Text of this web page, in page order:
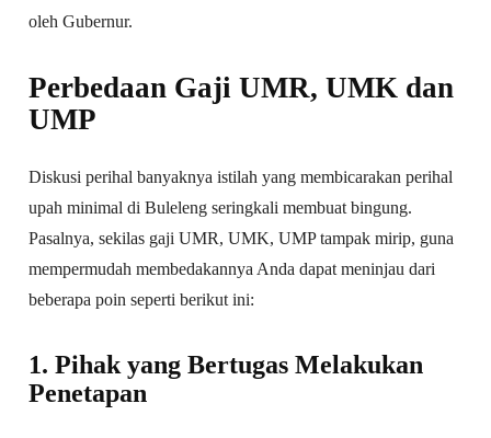
oleh Gubernur.
Perbedaan Gaji UMR, UMK dan
UMP
Diskusi perihal banyaknya istilah yang membicarakan perihal
upah minimal di Buleleng seringkali membuat bingung.
Pasalnya, sekilas gaji UMR, UMK, UMP tampak mirip, guna
mempermudah membedakannya Anda dapat meninjau dari
beberapa poin seperti berikut ini:
1. Pihak yang Bertugas Melakukan
Penetapan